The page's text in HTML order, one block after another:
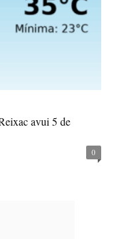
avui 5 de
0